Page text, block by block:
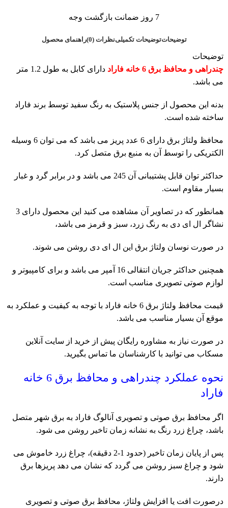
7 روز ضمانت بازگشت وجه
توضیحاتتوضیحات تکمیلینظرات (0) راهنمای محصول
توضیحات
چندراهی و محافظ برق 6 خانه فاراد
دارای کابل به طول 1.2 متر
می باشد.
بدنه این محصول از جنس پلاستیک به رنگ سفید توسط برند فاراد
ساخته شده است.
محافظ ولتاژ برق دارای 6 عدد پریز می باشد که می توان 6 وسیله
الکتریکی را توسط آن به منبع برق متصل کرد.
حداکثر توان قابل پشتیبانی آن 245 می باشد و در برابر گرد و غبار
بسیار مقاوم است.
همانطور که در تصاویر آن مشاهده می کنید این محصول دارای 3
نشاگر ال ای دی به رنگ زرد، سبز و قرمز می باشد،
در صورت نوسان ولتاژ برق این ال ای دی روشن می شوند.
همچنین حداکثر جریان انتقالی 16 آمپر می باشد و برای کامپیوتر و
لوازم صوتی تصویری مناسب است.
قیمت محافظ ولتاژ برق 6 خانه فاراد با توجه به کیفیت و عملکرد به
موقع آن بسیار مناسب می باشد.
در صورت نیاز به مشاوره رایگان پیش از خرید از سایت آنلاین
مسکاب می توانید با کارشناسان ما تماس بگیرید.
نحوه عملکرد چندراهی و محافظ برق 6 خانه
فاراد
اگر محافظ برق صوتی و تصویری آنالوگ فاراد به برق شهر متصل
باشد، چراغ زرد رنگ به نشانه زمان تاخیر روشن می شود.
پس از پایان زمان تاخیر (حدود 1-2 دقیقه)، چراغ زرد خاموش می
شود و چراغ سبز روشن می گردد که نشان می دهد پریزها برق
دارند.
درصورت افت یا افزایش ولتاژ، محافظ برق صوتی و تصویری